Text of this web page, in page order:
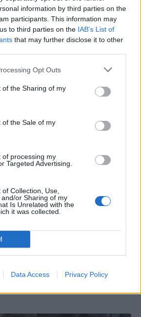
information by third parties on the
participants. This information may
to third parties on the IAB’s List of
that may further disclose it to other
Opt Outs
of the Sharing of my
of the Sale of my
of processing my
Targeted Advertising.
Collection, Use,
or Sharing of my
Is Unrelated with the
it was collected.
Data Access Privacy Policy